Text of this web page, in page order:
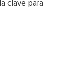
clave para